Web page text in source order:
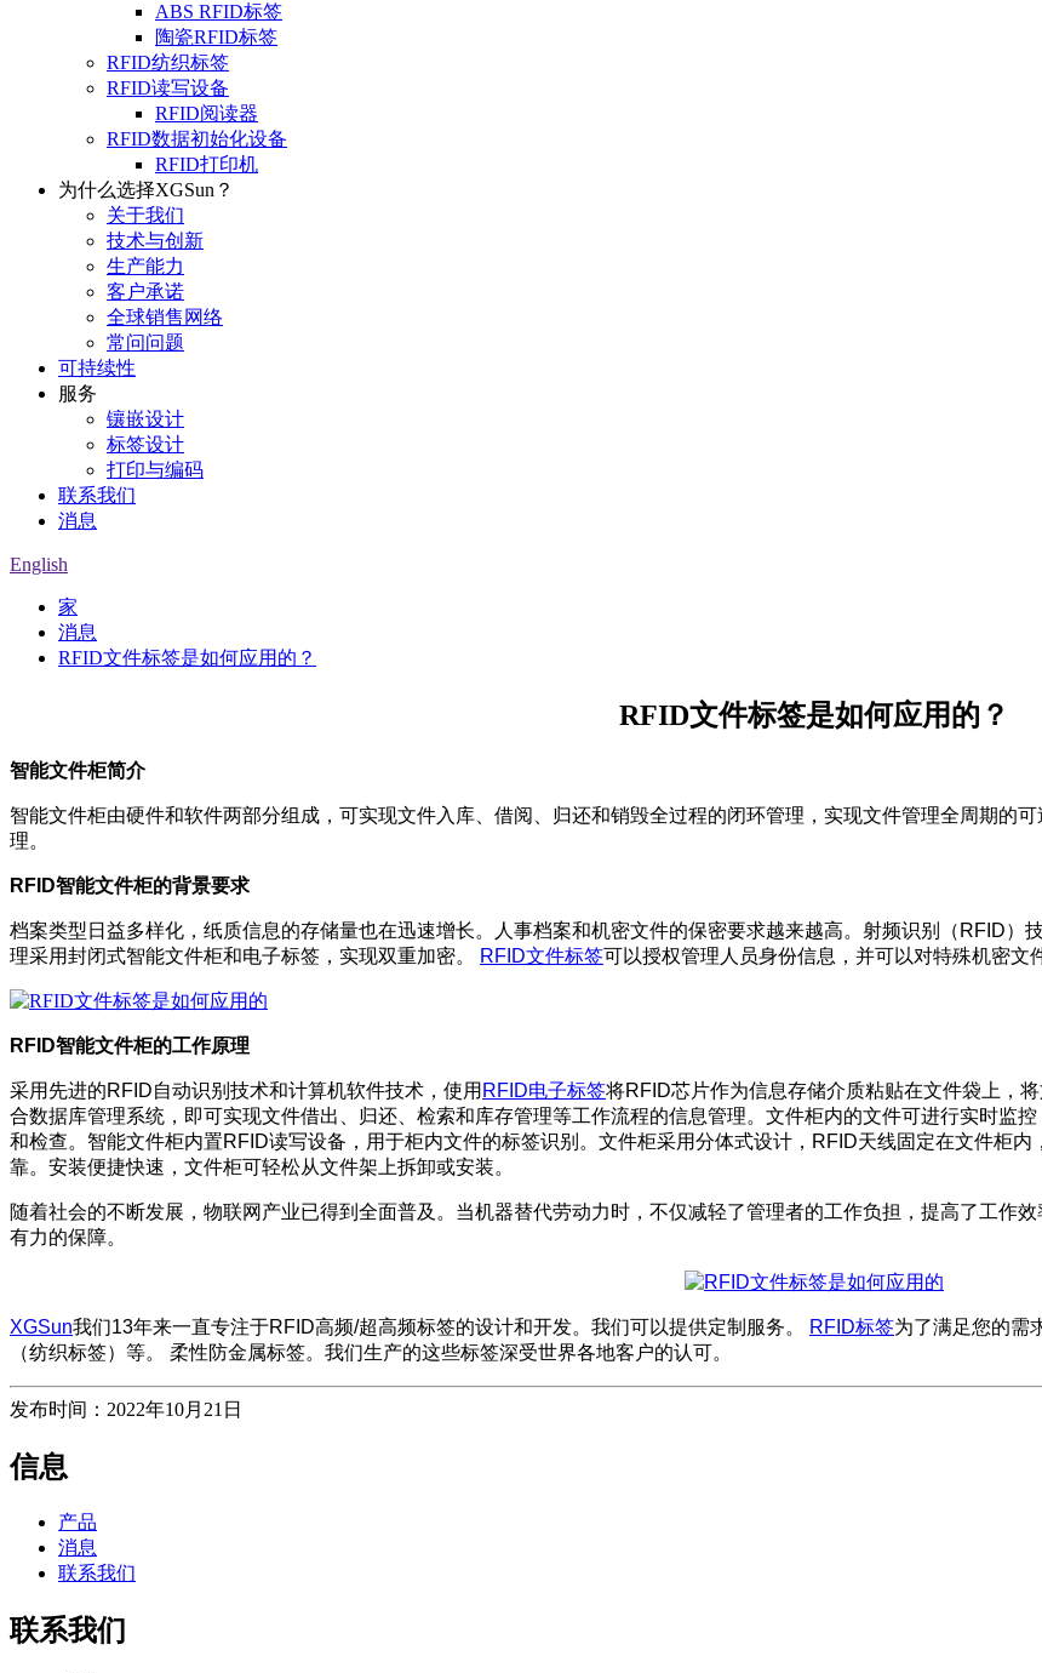
ABS RFID标签
陶瓷RFID标签
RFID纺织标签
RFID读写设备
RFID阅读器
RFID数据初始化设备
RFID打印机
为什么选择XGSun？
关于我们
技术与创新
生产能力
客户承诺
全球销售网络
常问问题
可持续性
服务
镶嵌设计
标签设计
打印与编码
联系我们
消息
English
家
消息
RFID文件标签是如何应用的？
RFID文件标签是如何应用的？
智能文件柜简介
智能文件柜由硬件和软件两部分组成，可实现文件入库、借阅、归还和销毁全过程的闭环管理，实现文件管理全周期的
理。
RFID智能文件柜的背景要求
档案类型日益多样化，纸质信息的存储量也在迅速增长。人事档案和机密文件的保密要求越来越高。射频识别（RFID
理采用封闭式智能文件柜和电子标签，实现双重加密。
RFID文件标签可以授权管理人员身份信息，并可以对特殊机密文
RFID智能文件柜的工作原理
采用先进的RFID自动识别技术和计算机软件技术，使用 RFID电子标签将RFID芯片作为信息存储介质粘贴在文件袋上，
合数据库管理系统，即可实现文件借出、归还、检索和库存管理等工作流程的信息管理。文件柜内的文件可进行实时监
和检查。智能文件柜内置RFID读写设备，用于柜内文件的标签识别。文件柜采用分体式设计，RFID天线固定在文件柜
靠。安装便捷快速，文件柜可轻松从文件架上拆卸或安装。
随着社会的不断发展，物联网产业已得到全面普及。当机器替代劳动力时，不仅减轻了管理者的工作负担，提高了工作
有力的保障。
XGSun我们13年来一直专注于RFID高频/超高频标签的设计和开发。我们可以提供定制服务。 RFID标签为了满足您的需
（纺织标签）等。
柔性防金属标签。我们生产的这些标签深受世界各地客户的认可。
发布时间：2022年10月21日
信息
产品
消息
联系我们
联系我们